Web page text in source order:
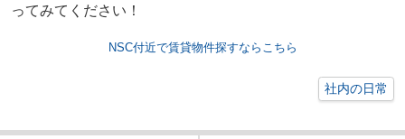
ってみてください！
NSC付近で賃貸物件探すならこちら
社内の日常